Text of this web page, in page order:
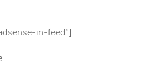
in-feed”]